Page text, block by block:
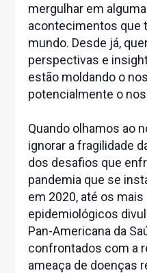
mergulhar em
acontecimentos que
mundo. Desde já,
perspectivas e
estão moldando o
potencialmente o
Quando olhamos ao
ignorar a fragilidade
dos desafios que
pandemia que se
em 2020, até os
epidemiológicos
Pan-Americana da
confrontados com a
ameaça de doenças